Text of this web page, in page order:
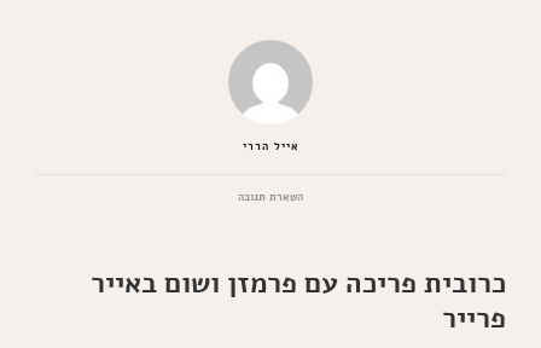
אייל הררי
השארת תגובהבנושא
כרובית פריכה עם פרמזן ושום באייר
פרייר